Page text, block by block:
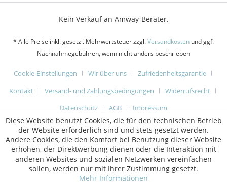
Kein Verkauf an Amway-Berater.
* Alle Preise inkl. gesetzl. Mehrwertsteuer zzgl.Versandkosten und ggf.
Nachnahmegebühren, wenn nicht anders beschrieben
Cookie-Einstellungen Wir über uns
Zufriedenheitsgarantie
Kontakt
Versand- und Zahlungsbedingungen
Widerrufsrecht
Datenschutz
AGB Impressum
Diese Website benutzt Cookies, die für den technischen Betrieb
der Website erforderlich sind und stets gesetzt werden.
Andere Cookies, die den Komfort bei Benutzung dieser Website
erhöhen, der Direktwerbung dienen oder die Interaktion mit
anderen Websites und sozialen Netzwerken vereinfachen
sollen, werden nur mit Ihrer Zustimmung gesetzt.
Mehr Informationen